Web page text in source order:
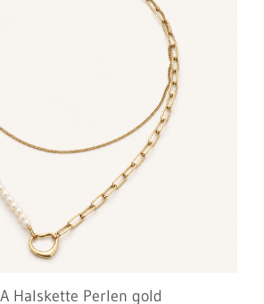
Halskette Perlen gold